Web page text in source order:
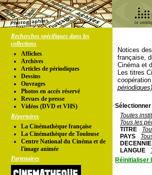
Recherches spécifiques dans les
collections
Affiches
Archives
Articles de périodiques
Dessins
Ouvrages
Photos en accés réservé
Revues de presse
Vidéos (DVD et VHS)
Répertoires
La Cinémathèque française
La Cinémathèque de Toulouse
Centre National du Cinéma et de
l'image animée
Partenaires
Notices
française,
Cinéma et
Les titres
périodiques)
Toutes
Tous les
TITRE
PAYS
DECENNIE
LANGUE
Réinitialiser